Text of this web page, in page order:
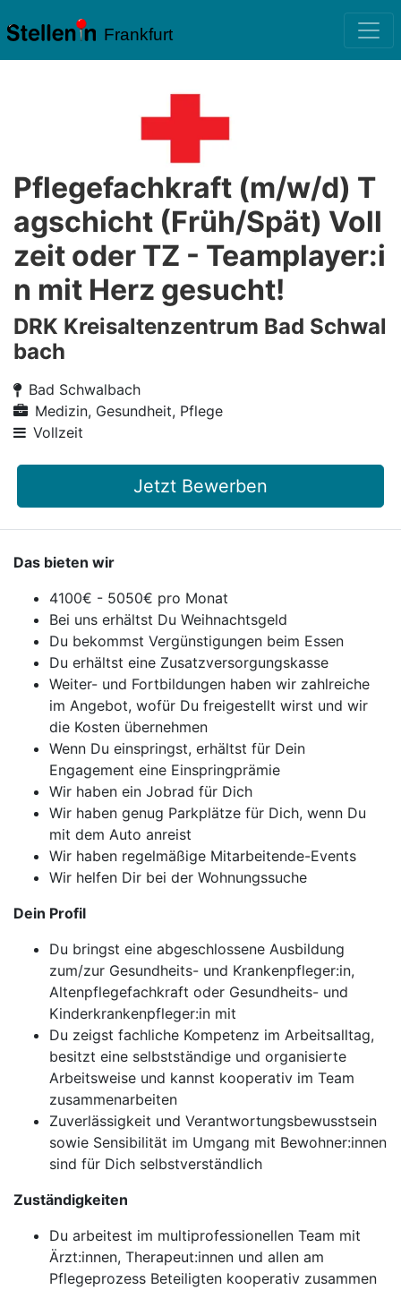
Frankfurt
Pflegefachkraft (m/w/d) T
agschicht (Früh/Spät) Voll
zeit oder TZ - Teamplayer:i
n mit Herz gesucht!
DRK Kreisaltenzentrum Bad Schwal
bach
Bad Schwalbach
Medizin, Gesundheit, Pflege
Vollzeit
Jetzt Bewerben
Das bieten wir
4100€ - 5050€ pro Monat
Bei uns erhältst Du Weihnachtsgeld
Du bekommst Vergünstigungen beim Essen
Du erhältst eine Zusatzversorgungskasse
Weiter- und Fortbildungen haben wir zahlreiche
im Angebot, wofür Du freigestellt wirst und wir
die Kosten übernehmen
Wenn Du einspringst, erhältst für Dein
Engagement eine Einspringprämie
Wir haben ein Jobrad für Dich
Wir haben genug Parkplätze für Dich, wenn Du
mit dem Auto anreist
Wir haben regelmäßige Mitarbeitende-Events
Wir helfen Dir bei der Wohnungssuche
Dein Profil
Du bringst eine abgeschlossene Ausbildung
zum/zur Gesundheits- und Krankenpfleger:in,
Altenpflegefachkraft oder Gesundheits- und
Kinderkrankenpfleger:in mit
Du zeigst fachliche Kompetenz im Arbeitsalltag,
besitzt eine selbstständige und organisierte
Arbeitsweise und kannst kooperativ im Team
zusammenarbeiten
Zuverlässigkeit und Verantwortungsbewusstsein
sowie Sensibilität im Umgang mit Bewohner:innen
sind für Dich selbstverständlich
Zuständigkeiten
Du arbeitest im multiprofessionellen Team mit
Ärzt:innen, Therapeut:innen und allen am
Pflegeprozess Beteiligten kooperativ zusammen